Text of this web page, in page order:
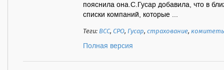
пояснила она.С.Гусар добавила, что в
списки компаний, которые ...
Теги:ВСС,СРО, Гусар,страхование,
Полная версия